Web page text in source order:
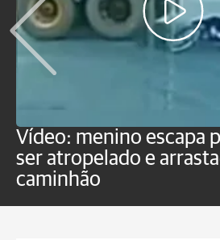
Vídeo: menino escapa
ser atropelado e
caminhão